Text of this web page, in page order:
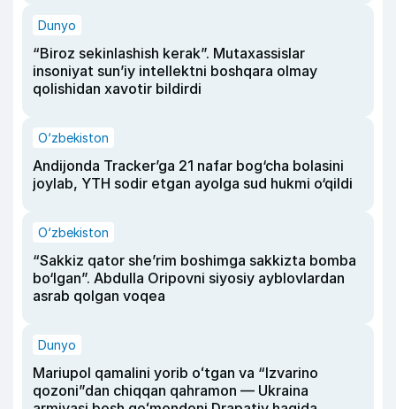
Dunyo
“Biroz sekinlashish kerak”. Mutaxassislar
insoniyat sun’iy intellektni boshqara olmay
qolishidan xavotir bildirdi
O‘zbekiston
Andijonda Tracker’ga 21 nafar bog‘cha bolasini
joylab, YTH sodir etgan ayolga sud hukmi o‘qildi
O‘zbekiston
“Sakkiz qator she’rim boshimga sakkizta bomba
bo‘lgan”. Abdulla Oripovni siyosiy ayblovlardan
asrab qolgan voqea
Dunyo
Mariupol qamalini yorib oʻtgan va “Izvarino
qozoni”dan chiqqan qahramon — Ukraina